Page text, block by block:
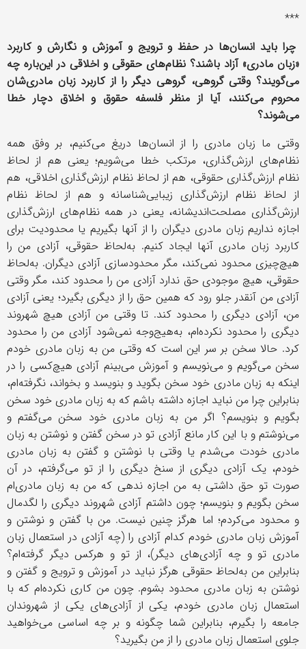
***
چرا باید انسان‌ها در حفظ و ترویج و آموزش و نگارش و کاربرد
«زبان مادری» آزاد باشند؟ نظام‌های حقوقی و اخلاقی در این‌باره چه
می‌گویند؟ وقتی گروهی‌، گروهی دیگر را از کاربرد زبان مادری‌شان
محروم می‌کنند، آیا از منظر فلسفه حقوق و اخلاق دچار خطا
می‌شوند؟
وقتی ما زبان مادری را از انسان‌ها دریغ می‌کنیم، بر وفق همه
نظام‌های ارزش‌گذاری، مرتکب خطا می‌شویم؛ یعنی هم از لحاظ
نظام ارزش‌گذاری حقوقی، هم از لحاظ نظام ارزش‌گذاری اخلاقی، هم
از لحاظ نظام‌ ارزش‌گذاری زیبایی‌شناسانه و هم از لحاظ نظام
ارزش‌گذاری مصلحت‌اندیشانه، یعنی در همه نظام‌های ارزش‌گذاری
اجازه نداریم زبان مادری دیگران را از آنها بگیریم یا محدودیت برای
کاربرد زبان مادری آنها ایجاد کنیم. به‌لحاظ حقوقی، آزادی من را
هیچ‌چیزی محدود نمی‌کند، مگر محدودسازی آزادی دیگران. به‌لحاظ
حقوقی، هیچ موجودی حق ندارد آزادی من را محدود کند، مگر وقتی
آزادی من آنقدر جلو ‌رود که همین حق را از دیگری بگیرد؛ یعنی آزادی
من، آزادی دیگری را محدود کند. تا وقتی من آزادی هیچ شهروند
دیگری را محدود نکرده‌ام، به‌هیج‌وجه نمی‌شود آزادی من را محدود
کرد. حالا سخن بر سر این است که وقتی من به زبان مادری خودم
سخن می‌گویم و می‌نویسم و آموزش می‌بینم آزادی هیچ‌کسی را در
اینکه به زبان مادری خود سخن بگوید و بنویسد و بخواند، نگرفته‌ام،
بنابراین چرا من نباید اجازه داشته باشم که به زبان مادری خود سخن
بگویم و بنویسم؟ اگر من به زبان مادری خود سخن می‌گفتم و
می‌نوشتم و با این کار مانع آزادی تو در سخن گفتن و نوشتن به زبان
مادری خودت می‌شدم یا وقتی با نوشتن و گفتن به زبان مادری
خودم، یک آزادی دیگری از سنخ دیگری را از تو می‌گرفتم، در آن
صورت تو حق داشتی به من اجازه ندهی که من به زبان مادری‌ام
سخن بگویم و بنویسم؛ چون داشتم آزادی شهروند دیگری را لگدمال
و محدود می‌کردم؛ اما هرگز چنین نیست. من با گفتن و نوشتن و
آموزش زبان مادری خودم کدام آزادی را (چه آزادی در استعمال زبان
مادری تو و چه آزادی‌های دیگر)، از تو و هرکس دیگر گرفته‌ام؟
بنابراین من به‌لحاظ حقوقی هرگز نباید در آموزش و ترویج و گفتن و
نوشتن به زبان مادری محدود بشوم. چون من کاری نکرده‌ام که با
استعمال زبان مادری خودم، یکی از آزادی‌های یکی از شهروندان
جامعه را بگیرم، بنابراین شما چگونه و بر چه اساسی می‌خواهید
جلوی استعمال زبان مادری را از من بگیرید؟